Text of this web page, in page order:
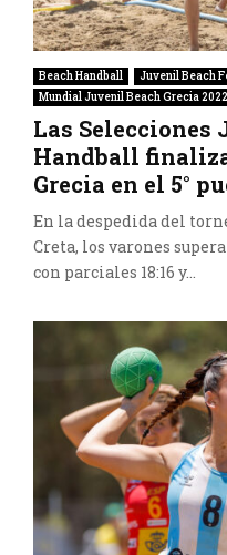
Beach Handball Juvenil Beach
Mundial Juvenil Beach Grecia 2022
Las Selecciones
Handball
Grecia en el 5°
En la despedida del
Creta, los varones
con parciales 18:16 y...